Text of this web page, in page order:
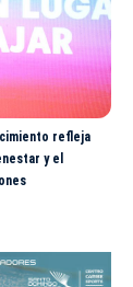
refleja
y el